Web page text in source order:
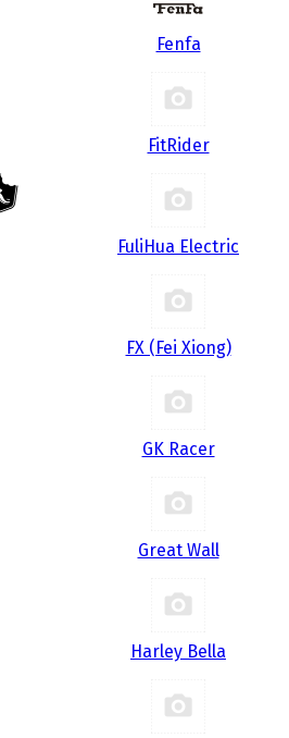
Fenfa
FitRider
FuliHua Electric
FX (Fei Xiong)
GK Racer
Great Wall
Harley Bella